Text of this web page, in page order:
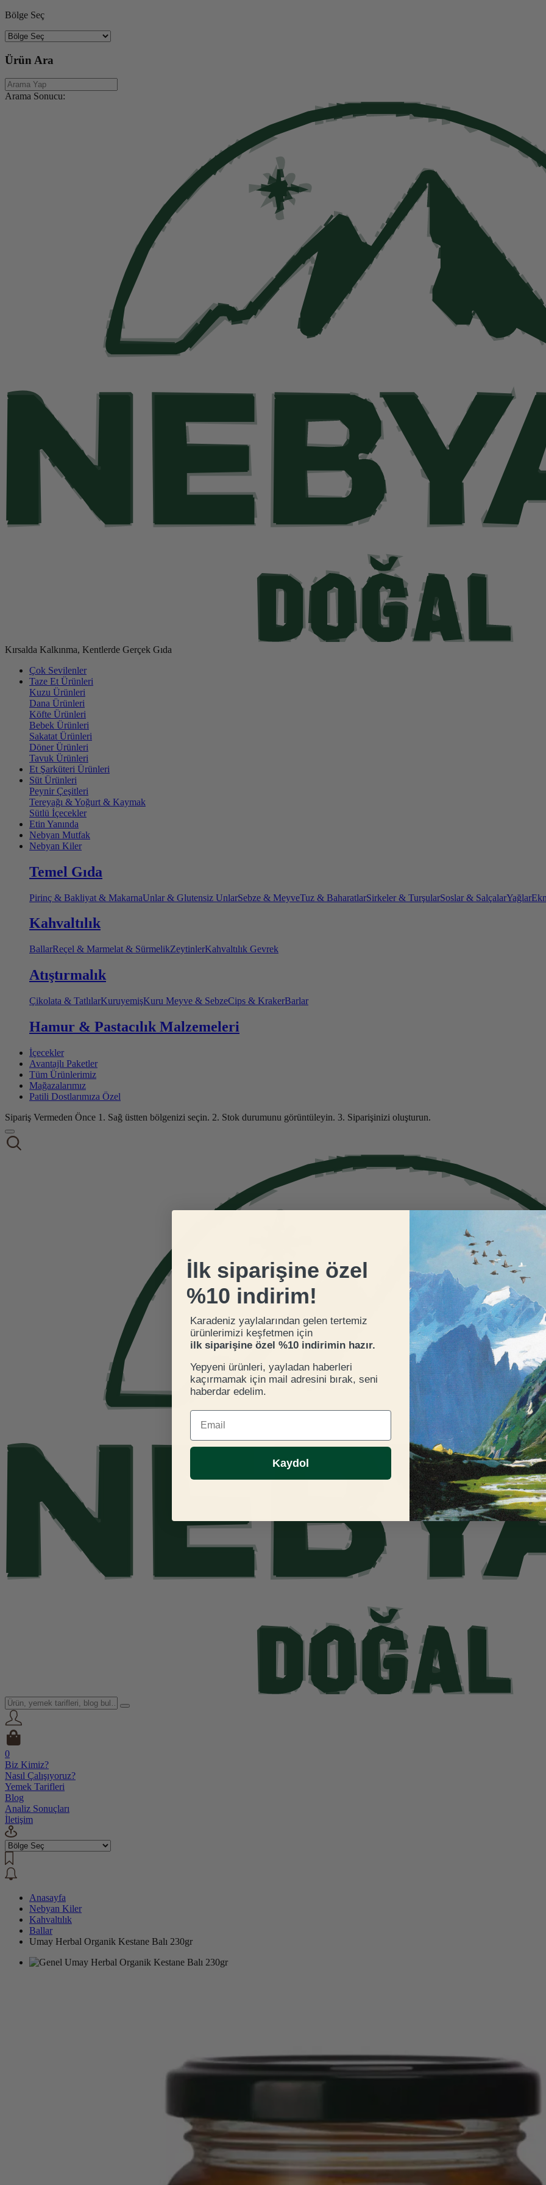
Bölge Seç
Ürün Ara
Arama Sonucu:
Kırsalda Kalkınma, Kentlerde Gerçek Gıda
Çok Sevilenler
Taze Et Ürünleri
Kuzu Ürünleri
Dana Ürünleri
Köfte Ürünleri
Bebek Ürünleri
Sakatat Ürünleri
Döner Ürünleri
Tavuk Ürünleri
Et Şarküteri Ürünleri
Süt Ürünleri
Peynir Çeşitleri
Tereyağı & Yoğurt & Kaymak
Sütlü İçecekler
Etin Yanında
Nebyan Mutfak
Nebyan Kiler
Temel Gıda
Pirinç & Bakliyat & MakarnaUnlar & Glutensiz UnlarSebze & MeyveTuz & BaharatlarSirkeler & TurşularSoslar & SalçalarYağlar
Kahvaltılık
BallarReçel & Marmelat & SürmelikZeytinlerKahvaltılık Gevrek
Atıştırmalık
Çikolata & TatlılarKuruyemişKuru Meyve & SebzeCips & KrakerBarlar
Hamur & Pastacılık Malzemeleri
İçecekler
Avantajlı Paketler
Tüm Ürünlerimiz
Mağazalarımız
Patili Dostlarımıza Özel
Sipariş Vermeden Önce 1. Sağ üstten bölgenizi seçin. 2. Stok durumunu görüntüleyin. 3. Siparişinizi oluşturun.
0
Biz Kimiz?
Nasıl Çalışıyoruz?
Yemek Tarifleri
Blog
Analiz Sonuçları
İletişim
Anasayfa
Nebyan Kiler
Kahvaltılık
Ballar
Umay Herbal Organik Kestane Balı 230gr
İlk siparişine özel
%10 indirim!
Karadeniz yaylalarından gelen tertemiz
ürünlerimizi keşfetmen için
ilk siparişine özel %10 indirimin hazır.
Yepyeni ürünleri, yayladan haberleri
kaçırmamak için mail adresini bırak, seni
haberdar edelim.
E-mail
Kaydol